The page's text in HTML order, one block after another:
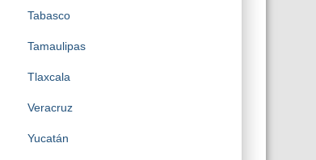
Tabasco
Tamaulipas
Tlaxcala
Veracruz
Yucatán